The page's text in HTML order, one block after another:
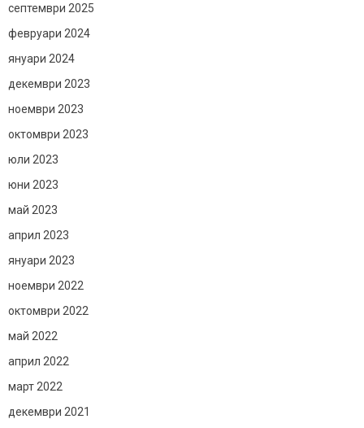
септември 2025
февруари 2024
януари 2024
декември 2023
ноември 2023
октомври 2023
юли 2023
юни 2023
май 2023
април 2023
януари 2023
ноември 2022
октомври 2022
май 2022
април 2022
март 2022
декември 2021